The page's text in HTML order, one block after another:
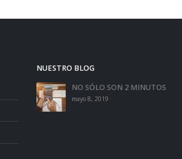
NUESTRO BLOG
NO SÓLO SON 2 MINUTOS
mayo 8, 2019